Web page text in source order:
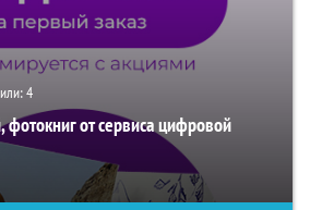
4
от сервиса цифровой